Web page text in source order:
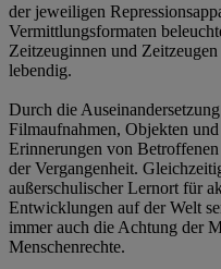
der jeweiligen
Vermittlungsformaten
Zeitzeuginnen und
lebendig.
Durch die
Filmaufnahmen, Objekten
Erinnerungen von
der Vergangenheit.
außerschulischer Lernort für
Entwicklungen auf der Welt
immer auch die Achtung der
Menschenrechte.